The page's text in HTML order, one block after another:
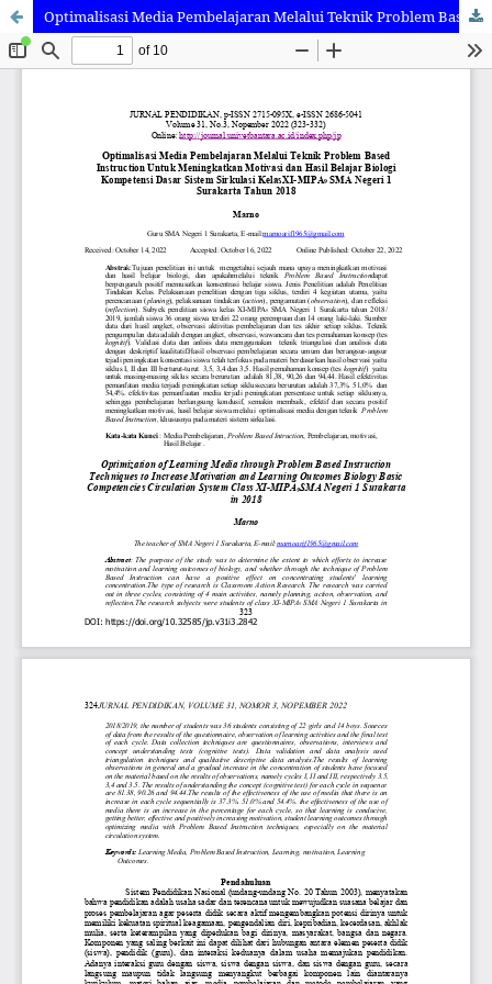
Optimalisasi Media Pembelajaran Melalui Teknik Problem Based Instruction Untuk Meningkatkan Motivasi dan Hasil Belajar Biologi Kompetensi Dasar Sistem Sirkulasi KelasXI-MIPA9 SMA Negeri 1 Surakarta Tahun 2018